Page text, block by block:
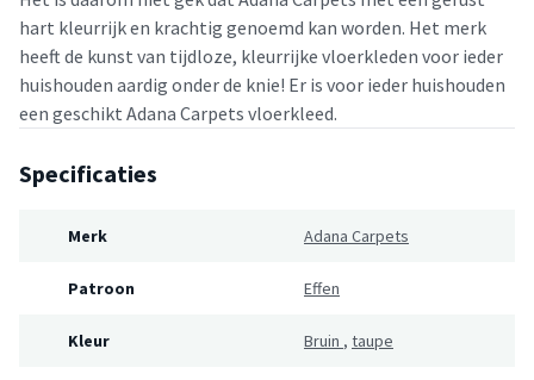
hart kleurrijk en krachtig genoemd kan worden. Het merk
heeft de kunst van tijdloze, kleurrijke vloerkleden voor ieder
huishouden aardig onder de knie! Er is voor ieder huishouden
een geschikt Adana Carpets vloerkleed.
Specificaties
Merk Adana Carpets
Patroon Effen
Kleur Bruin , taupe